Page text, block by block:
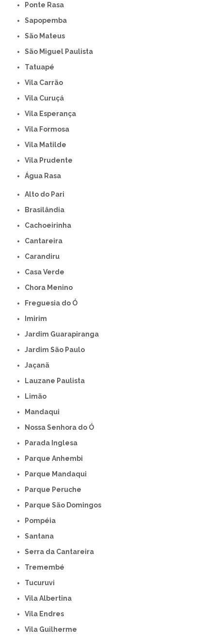
Ponte Rasa
Sapopemba
São Mateus
São Miguel Paulista
Tatuapé
Vila Carrão
Vila Curuçá
Vila Esperança
Vila Formosa
Vila Matilde
Vila Prudente
Água Rasa
Alto do Pari
Brasilândia
Cachoeirinha
Cantareira
Carandiru
Casa Verde
Chora Menino
Freguesia do Ó
Imirim
Jardim Guarapiranga
Jardim São Paulo
Jaçanã
Lauzane Paulista
Limão
Mandaqui
Nossa Senhora do Ó
Parada Inglesa
Parque Anhembi
Parque Mandaqui
Parque Peruche
Parque São Domingos
Pompéia
Santana
Serra da Cantareira
Tremembé
Tucuruvi
Vila Albertina
Vila Endres
Vila Guilherme